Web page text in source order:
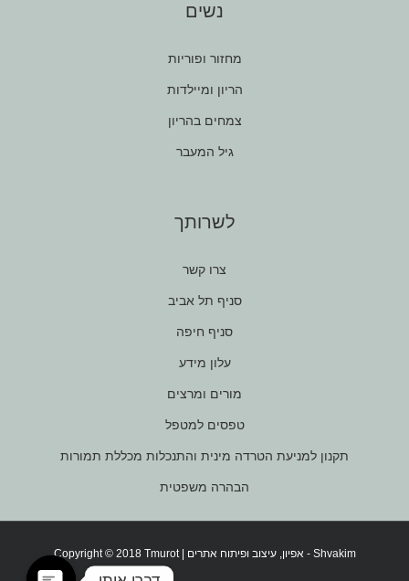
נשים
מחזור ופוריות
הריון ומיילדות
צמחים בהריון
גיל המעבר
לשרותך
צרו קשר
סניף תל אביב
סניף חיפה
עלון מידע
מורים ומרצים
טפסים למטפל
תקנון למניעת הטרדה מינית והתנכלות מכללת תמורות
הבהרה משפטית
Shvakim - אפיון, עיצוב ופיתוח אתרים |Copyright © 2018 Tmurot